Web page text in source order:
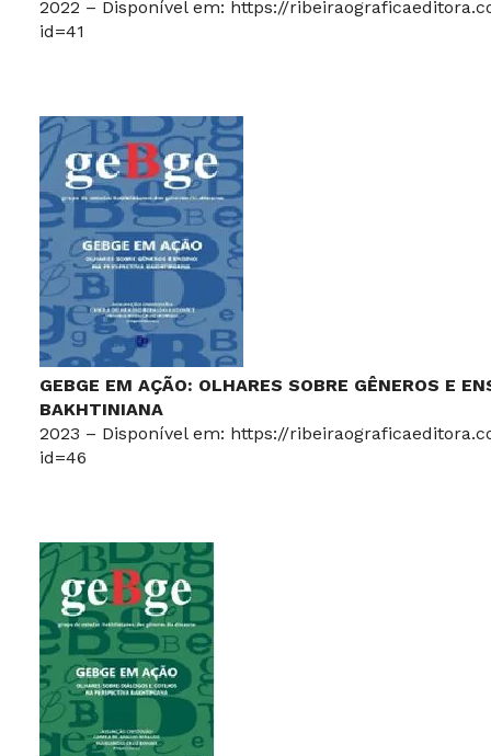
2022 – Disponível em: https://
id=41
GEBGE EM AÇÃO: OLHARES SOBRE GÊNEROS E
BAKHTINIANA
2023 – Disponível em: https://
id=46